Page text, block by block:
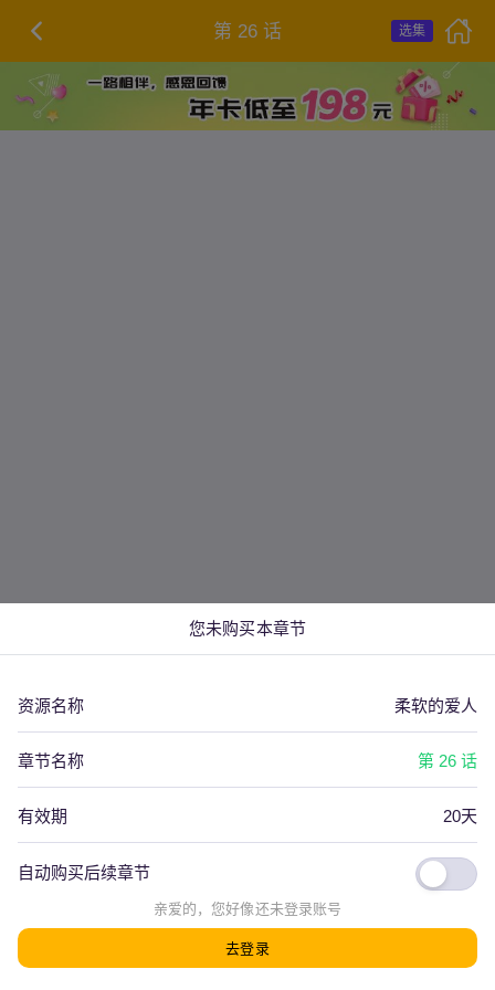
第 26 话 选集
您未购买本章节
资源名称 柔软的爱人
章节名称 第 26 话
有效期 20天
自动购买后续章节
亲爱的，您好像还未登录账号
去登录
上一篇